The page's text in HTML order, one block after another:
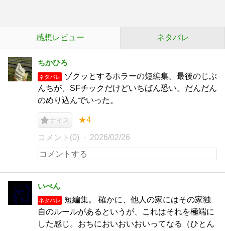
感想レビュー ネタバレ
ちかひろ
ネタバレ
ゾクッとするホラーの短編集。最後のじぶ
んちが、SFチックだけどいちばん恐い。だんだん
のめり込んでいった。
ナイス ★4
コメント(0) 2026/02/26
いぺん
ネタバレ
短編集。 確かに、他人の家にはその家独
自のルールがあるというが、これはそれを極端に
した感じ。おちにおいおいおいってなる（ひとん